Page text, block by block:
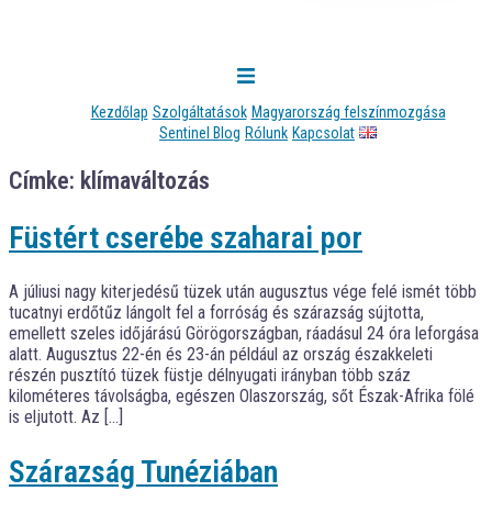
Kezdőlap Szolgáltatások Magyarország felszínmozgása
Sentinel Blog Rólunk Kapcsolat
Címke: klímaváltozás
Füstért cserébe szaharai por
A júliusi nagy kiterjedésű tüzek után augusztus vége felé ismét több
tucatnyi erdőtűz lángolt fel a forróság és szárazság sújtotta,
emellett szeles időjárású Görögországban, ráadásul 24 óra leforgása
alatt. Augusztus 22-én és 23-án például az ország északkeleti
részén pusztító tüzek füstje délnyugati irányban több száz
kilométeres távolságba, egészen Olaszország, sőt Észak-Afrika fölé
is eljutott. Az […]
Szárazság Tunéziában